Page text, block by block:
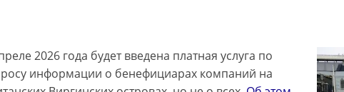
2026 года будет введена платная услуга по
информации о бенефициарах компаний на